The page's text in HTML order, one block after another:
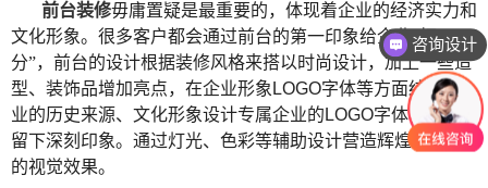
前台装修毋庸置疑是最重要的，体现着企业的经济实力和
文化形象。很多客户都会通过前台的第一印象给企业“打
分”，前台的设计根据装修风格来搭以时尚设计，加上一些造
型、装饰品增加亮点，在企业形象 LOGO字体等方面结合企
业的历史来源、文化形象设计专属企业的 LOGO字体，给人
留下深刻印象。通过灯光、色彩等辅助设计营造辉煌、靓丽
的视觉效果。
咨询设计